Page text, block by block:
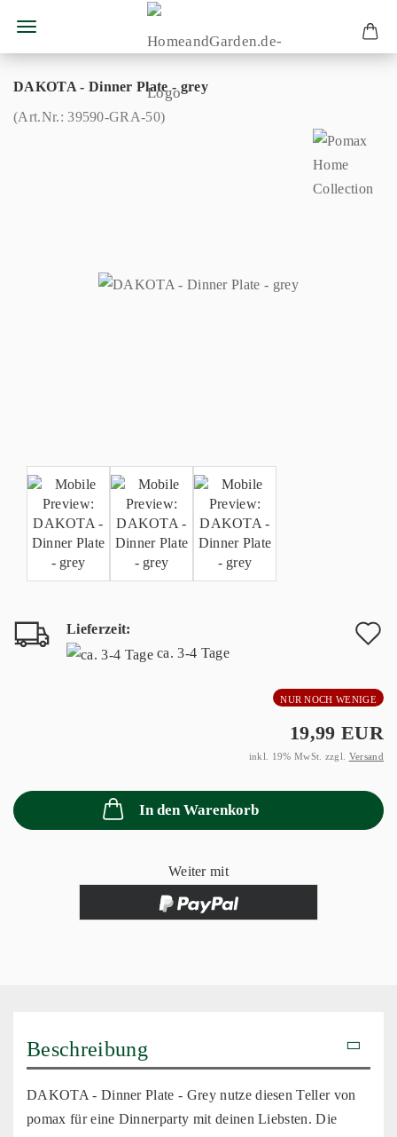
DAKOTA - Dinner Plate - grey
(Art.Nr.:39590-GRA-50)
Lieferzeit:
ca. 3-4 Tage
NUR NOCH WENIGE
19,99 EUR
inkl. 19% MwSt. zzgl. Versand
In den Warenkorb
Weiter mit
Beschreibung
DAKOTA - Dinner Plate - Grey nutze diesen Teller von
pomax für eine Dinnerparty mit deinen Liebsten. Die